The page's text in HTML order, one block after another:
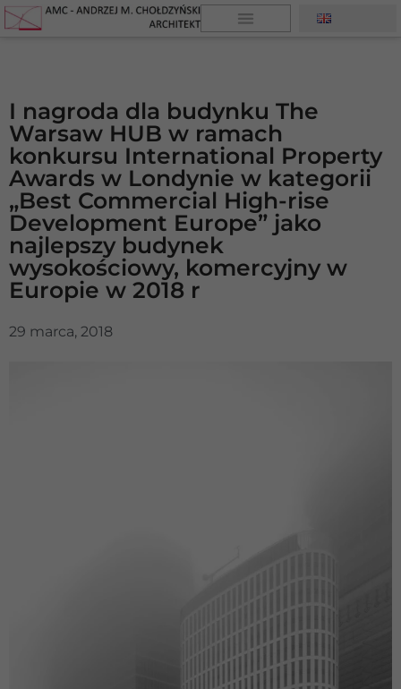
I nagroda dla budynku The
Warsaw HUB w ramach
konkursu International Property
Awards w Londynie w kategorii
„Best Commercial High-rise
Development Europe” jako
najlepszy budynek
wysokościowy, komercyjny w
Europie w 2018 r
29 marca, 2018